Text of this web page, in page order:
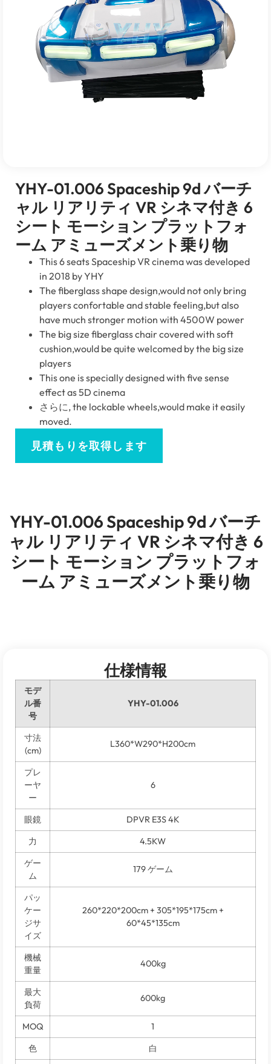
YHY-01.006 Spaceship 9d バーチ
ャル リアリティ VR シネマ付き 6
シート モーション プラットフォ
ーム アミューズメント乗り物
This6seats Spaceship VR cinema was developed
in 2018 by YHY
The fiberglass shape design,would not only bring
players confortable and stable feeling,but also
have much stronger motion with 4500W power
The big size fiberglass chair covered with soft
cushion,would be quite welcomed by the big size
players
This one is specially designed with five sense
effect as 5D cinema
さらに,the lockable wheels,would make it easily
moved.
見積もりを取得します
YHY-01.006 Spaceship 9d バーチ
ャル リアリティ VR シネマ付き 6
シート モーション プラットフォ
ーム アミューズメント乗り物
仕様情報
モデ
ル番
号
YHY-01.006
寸法
(cm)
L360*W290*H200cm
プレ
ーヤ
ー
6
眼鏡
DPVR E3S 4K
力
4.5KW
ゲー
ム
179 ゲーム
パッ
ケー
ジサ
イズ
260*220*200cm + 305*195*175cm +
60*45*135cm
機械
重量
400kg
最大
負荷
600kg
MOQ
1
色
白